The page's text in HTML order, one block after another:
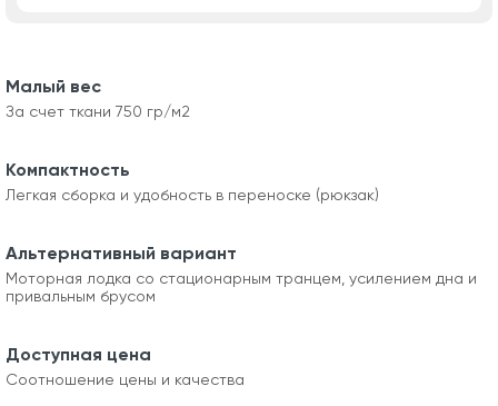
Малый вес
За счет ткани 750 гр/м2
Компактность
Легкая сборка и удобность в переноске (рюкзак)
Альтернативный вариант
Моторная лодка со стационарным транцем, усилением дна и
привальным брусом
Доступная цена
Соотношение цены и качества